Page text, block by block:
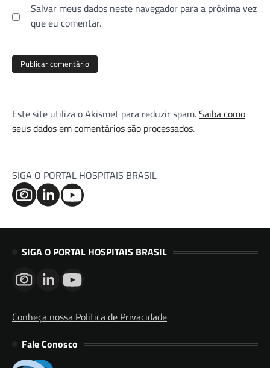
Salvar meus dados neste navegador para a próxima vez
que eu comentar.
Este site utiliza o Akismet para reduzir spam.Saiba como
seus dados em comentários são processados.
SIGA O PORTAL HOSPITAIS BRASIL
SIGA O PORTAL HOSPITAIS BRASIL
Conheça nossa Política de Privacidade
Fale Conosco